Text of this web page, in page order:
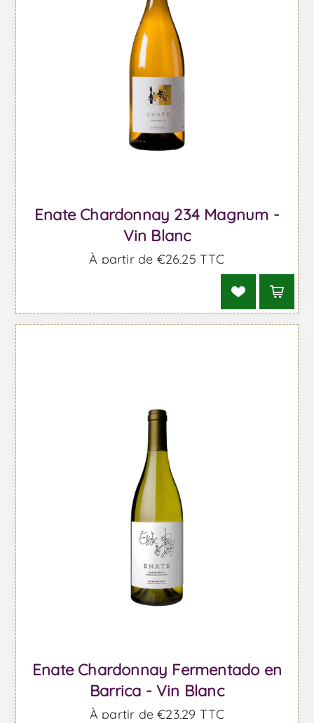
Enate Chardonnay 234 Magnum -
Vin Blanc
À partir de €26,25 TTC
Enate Chardonnay Fermentado en
Barrica - Vin Blanc
À partir de €23,29 TTC